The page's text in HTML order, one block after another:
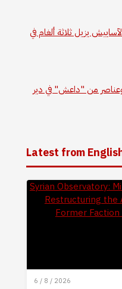
يزيل ثلاثة ألغام في
من "داعش" في دير
Latest from
6 / 8 / 2026